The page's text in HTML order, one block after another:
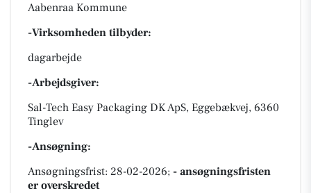
Aabenraa Kommune
-Virksomheden tilbyder:
dagarbejde
-Arbejdsgiver:
Sal-Tech Easy Packaging DK ApS, Eggebækvej, 6360
Tinglev
-Ansøgning:
Ansøgningsfrist: 28-02-2026; - ansøgningsfristen
er overskredet